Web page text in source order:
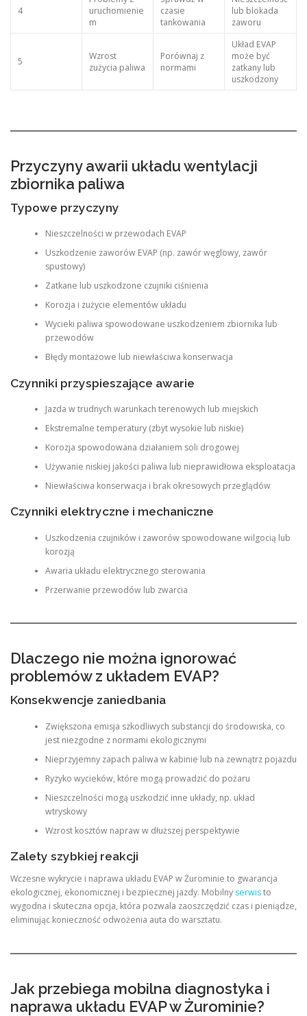
4
uruchomienie
m
czasie
tankowania
lub blokada
zaworu
5
Wzrost
zużycia paliwa
Porównaj z
normami
Układ EVAP
może być
zatkany lub
uszkodzony
Przyczyny awarii układu wentylacji
zbiornika paliwa
Typowe przyczyny
Nieszczelności w przewodach EVAP
Uszkodzenie zaworów EVAP (np. zawór węglowy, zawór
spustowy)
Zatkane lub uszkodzone czujniki ciśnienia
Korozja i zużycie elementów układu
Wycieki paliwa spowodowane uszkodzeniem zbiornika lub
przewodów
Błędy montażowe lub niewłaściwa konserwacja
Czynniki przyspieszające awarie
Jazda w trudnych warunkach terenowych lub miejskich
Ekstremalne temperatury (zbyt wysokie lub niskie)
Korozja spowodowana działaniem soli drogowej
Używanie niskiej jakości paliwa lub nieprawidłowa eksploatacja
Niewłaściwa konserwacja i brak okresowych przeglądów
Czynniki elektryczne i mechaniczne
Uszkodzenia czujników i zaworów spowodowane wilgocią lub
korozją
Awaria układu elektrycznego sterowania
Przerwanie przewodów lub zwarcia
Dlaczego nie można ignorować
problemów z układem EVAP?
Konsekwencje zaniedbania
Zwiększona emisja szkodliwych substancji do środowiska, co
jest niezgodne z normami ekologicznymi
Nieprzyjemny zapach paliwa w kabinie lub na zewnątrz pojazdu
Ryzyko wycieków, które mogą prowadzić do pożaru
Nieszczelności mogą uszkodzić inne układy, np. układ
wtryskowy
Wzrost kosztów napraw w dłuższej perspektywie
Zalety szybkiej reakcji
Wczesne wykrycie i naprawa układu EVAP w Żurominie to gwarancja
ekologicznej, ekonomicznej i bezpiecznej jazdy. Mobilny serwisto
wygodna i skuteczna opcja, która pozwala zaoszczędzić czas i pieniądze,
eliminując konieczność odwożenia auta do warsztatu.
Jak przebiega mobilna diagnostyka i
naprawa układu EVAP w Żurominie?